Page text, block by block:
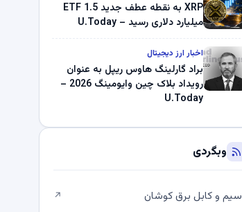
XRP به نقطه عطف جدید ETF 1.5
میلیارد دلاری رسید – U.Today
اخبار ارز دیجیتال
براد گارلینگ هاوس ریپل به عنوان
رویداد بلاک چین وایومینگ 2026 –
U.Today
وبگردی
سیم و کابل برق کوشان ↗